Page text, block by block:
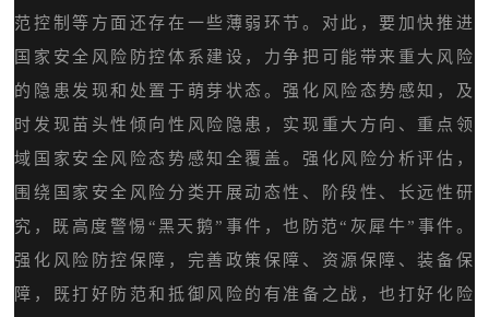
范控制等方面还存在一些薄弱环节。对此，要加快推进
国家安全风险防控体系建设，力争把可能带来重大风险
的隐患发现和处置于萌芽状态。强化风险态势感知，及
时发现苗头性倾向性风险隐患，实现重大方向、重点领
域国家安全风险态势感知全覆盖。强化风险分析评估，
围绕国家安全风险分类开展动态性、阶段性、长远性研
究，既高度警惕“黑天鹅”事件，也防范“灰犀牛”事件。
强化风险防控保障，完善政策保障、资源保障、装备保
障，既打好防范和抵御风险的有准备之战，也打好化险